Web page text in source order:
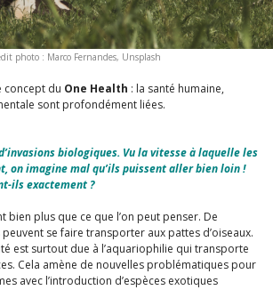
photo : Marco Fernandes, Unsplash
concept du One Health : la santé humaine,
sont profondément liées.
biologiques. Vu la vitesse à laquelle les
on imagine mal qu’ils puissent aller bien loin !
ils exactement ?
bien plus que ce que l’on peut penser. De
peuvent se faire transporter aux pattes d’oiseaux.
est surtout due à l’aquariophilie qui transporte
Cela amène de nouvelles problématiques pour
avec l’introduction d’espèces exotiques